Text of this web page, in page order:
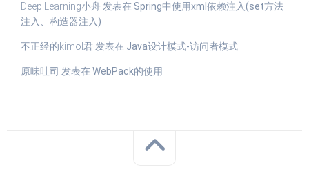
Deep Learning小舟 发表在 Spring中使用xml依赖注入(set方法
注入、构造器注入)
不正经的kimol君 发表在 Java设计模式-访问者模式
原味吐司 发表在 WebPack的使用